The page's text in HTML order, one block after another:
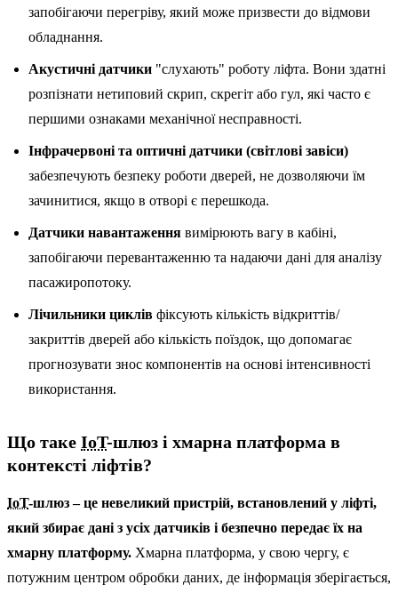
запобігаючи перегріву, який може призвести до відмови
обладнання.
Акустичні датчики "слухають" роботу ліфта. Вони здатні
розпізнати нетиповий скрип, скрегіт або гул, які часто є
першими ознаками механічної несправності.
Інфрачервоні та оптичні датчики (світлові завіси)
забезпечують безпеку роботи дверей, не дозволяючи їм
зачинитися, якщо в отворі є перешкода.
Датчики навантаження вимірюють вагу в кабіні,
запобігаючи перевантаженню та надаючи дані для аналізу
пасажиропотоку.
Лічильники циклів фіксують кількість відкриттів/
закриттів дверей або кількість поїздок, що допомагає
прогнозувати знос компонентів на основі інтенсивності
використання.
Що таке IoT-шлюз і хмарна платформа в
контексті ліфтів?
IoT-шлюз – це невеликий пристрій, встановлений у ліфті,
який збирає дані з усіх датчиків і безпечно передає їх на
хмарну платформу. Хмарна платформа, у свою чергу, є
потужним центром обробки даних, де інформація зберігається,